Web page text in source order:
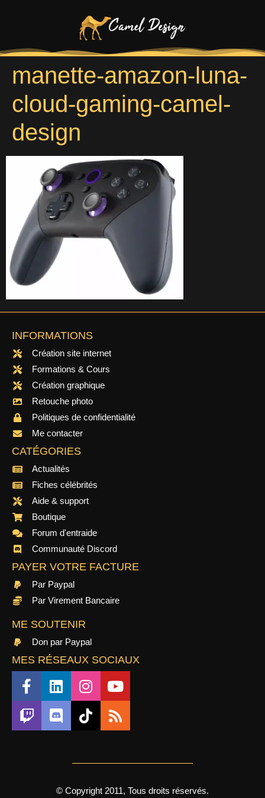
manette-amazon-luna-
cloud-gaming-camel-
design
INFORMATIONS
Création site internet
Formations & Cours
Création graphique
Retouche photo
Politiques de confidentialité
Me contacter
CATÉGORIES
Actualités
Fiches célébrités
Aide & support
Boutique
Forum d'entraide
Communauté Discord
PAYER VOTRE FACTURE
Par Paypal
Par Virement Bancaire
ME SOUTENIR
Don par Paypal
MES RÉSEAUX SOCIAUX
© Copyright 2011, Tous droits réservés.